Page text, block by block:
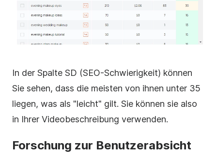
In der Spalte SD (SEO-Schwierigkeit) können
Sie sehen, dass die meisten von ihnen unter 35
liegen, was als "leicht" gilt. Sie können sie also
in Ihrer Videobeschreibung verwenden.
Forschung zur Benutzerabsicht